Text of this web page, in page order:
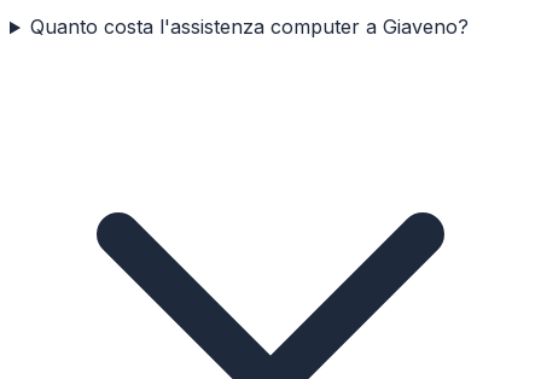
Quanto costa l'assistenza computer a Giaveno?